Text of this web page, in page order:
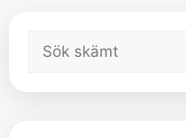
Sök